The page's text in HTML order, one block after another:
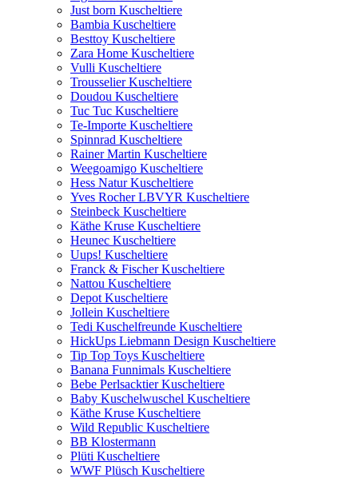
Just born Kuscheltiere
Bambia Kuscheltiere
Besttoy Kuscheltiere
Zara Home Kuscheltiere
Vulli Kuscheltiere
Trousselier Kuscheltiere
Doudou Kuscheltiere
Tuc Tuc Kuscheltiere
Te-Importe Kuscheltiere
Spinnrad Kuscheltiere
Rainer Martin Kuscheltiere
Weegoamigo Kuscheltiere
Hess Natur Kuscheltiere
Yves Rocher LBVYR Kuscheltiere
Steinbeck Kuscheltiere
Käthe Kruse Kuscheltiere
Heunec Kuscheltiere
Uups! Kuscheltiere
Franck & Fischer Kuscheltiere
Nattou Kuscheltiere
Depot Kuscheltiere
Jollein Kuscheltiere
Tedi Kuschelfreunde Kuscheltiere
HickUps Liebmann Design Kuscheltiere
Tip Top Toys Kuscheltiere
Banana Funnimals Kuscheltiere
Bebe Perlsacktier Kuscheltiere
Baby Kuschelwuschel Kuscheltiere
Käthe Kruse Kuscheltiere
Wild Republic Kuscheltiere
BB Klostermann
Plüti Kuscheltiere
WWF Plüsch Kuscheltiere